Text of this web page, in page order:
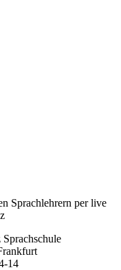
Sprachlehrern per live
14